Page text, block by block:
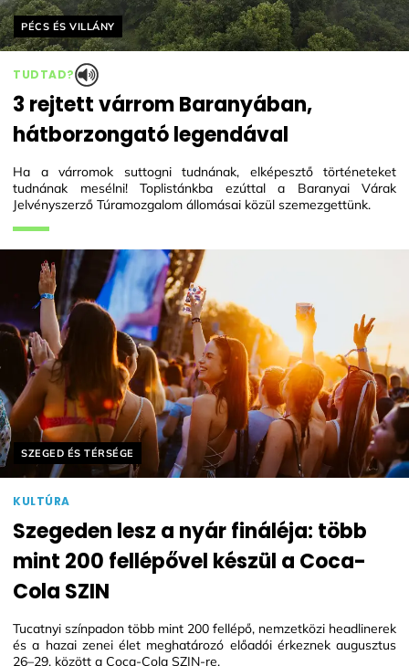
Helyszín címkék:
PÉCS ÉS VILLÁNY
TUDTAD?
3 rejtett várrom Baranyában,
hátborzongató legendával
Ha a várromok suttogni tudnának, elképesztő történeteket
tudnának mesélni! Toplistánkba ezúttal a Baranyai Várak
Jelvényszerző Túramozgalom állomásai közül szemezgettünk.
Helyszín címkék:
SZEGED ÉS TÉRSÉGE
KULTÚRA
Szegeden lesz a nyár fináléja: több
mint 200 fellépővel készül a Coca-
Cola SZIN
Tucatnyi színpadon több mint 200 fellépő, nemzetközi headlinerek
és a hazai zenei élet meghatározó előadói érkeznek augusztus
26–29. között a Coca-Cola SZIN-re.